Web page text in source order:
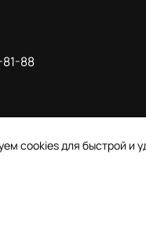
88
cookies для быстрой и